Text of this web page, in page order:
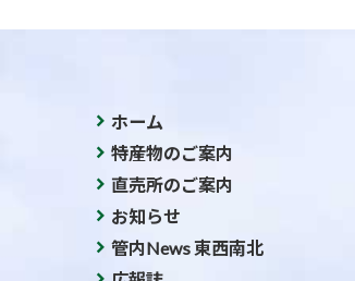
ホーム
特産物のご案内
直売所のご案内
お知らせ
管内News 東西南北